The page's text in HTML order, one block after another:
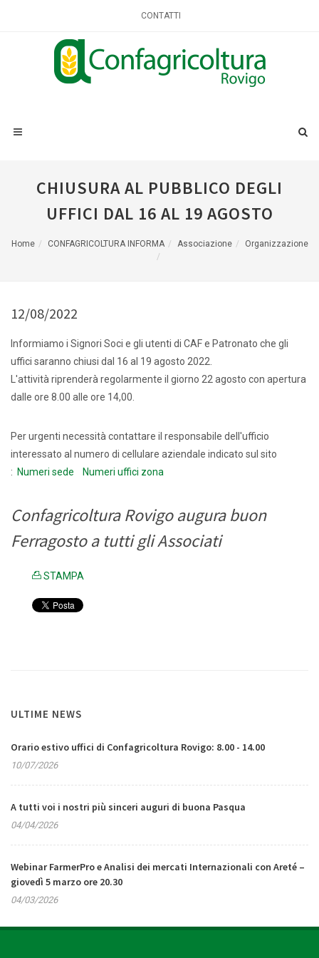
CONTATTI
CHIUSURA AL PUBBLICO DEGLI
UFFICI DAL 16 AL 19 AGOSTO
Home CONFAGRICOLTURA INFORMA Associazione Organizzazione
12/08/2022
Informiamo i Signori Soci e gli utenti di CAF e Patronato che gli
uffici saranno chiusi dal 16 al 19 agosto 2022.
L'attività riprenderà regolarmente il giorno 22 agosto con apertura
dalle ore 8.00 alle ore 14,00.
Per urgenti necessità contattare il responsabile dell'ufficio
interessato al numero di cellulare aziendale indicato sul sito
: Numeri sede Numeri uffici zona
Confagricoltura Rovigo augura buon
Ferragosto a tutti gli Associati
STAMPA
ULTIME NEWS
Orario estivo uffici di Confagricoltura Rovigo: 8.00 - 14.00
10/07/2026
A tutti voi i nostri più sinceri auguri di buona Pasqua
04/04/2026
Webinar FarmerPro e Analisi dei mercati Internazionali con Areté –
giovedì 5 marzo ore 20.30
04/03/2026